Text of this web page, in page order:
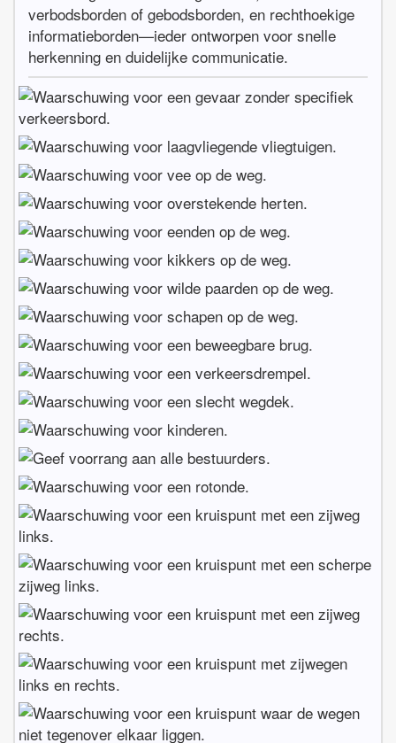
verbodsborden of gebodsborden, en rechthoekige
informatieborden—ieder ontworpen voor snelle
herkenning en duidelijke communicatie.